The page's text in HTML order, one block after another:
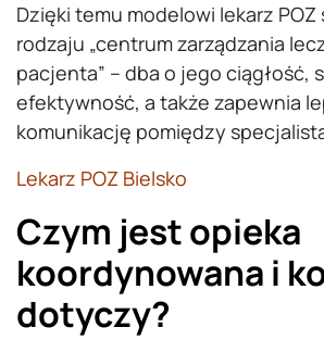
Dzięki temu modelowi lekarz
rodzaju „centrum zarządzania
pacjenta” – dba o jego ciągłość,
efektywność, a także zapewnia
komunikację pomiędzy
Lekarz POZ Bielsko
Czym jest opieka
koordynowana i
dotyczy?